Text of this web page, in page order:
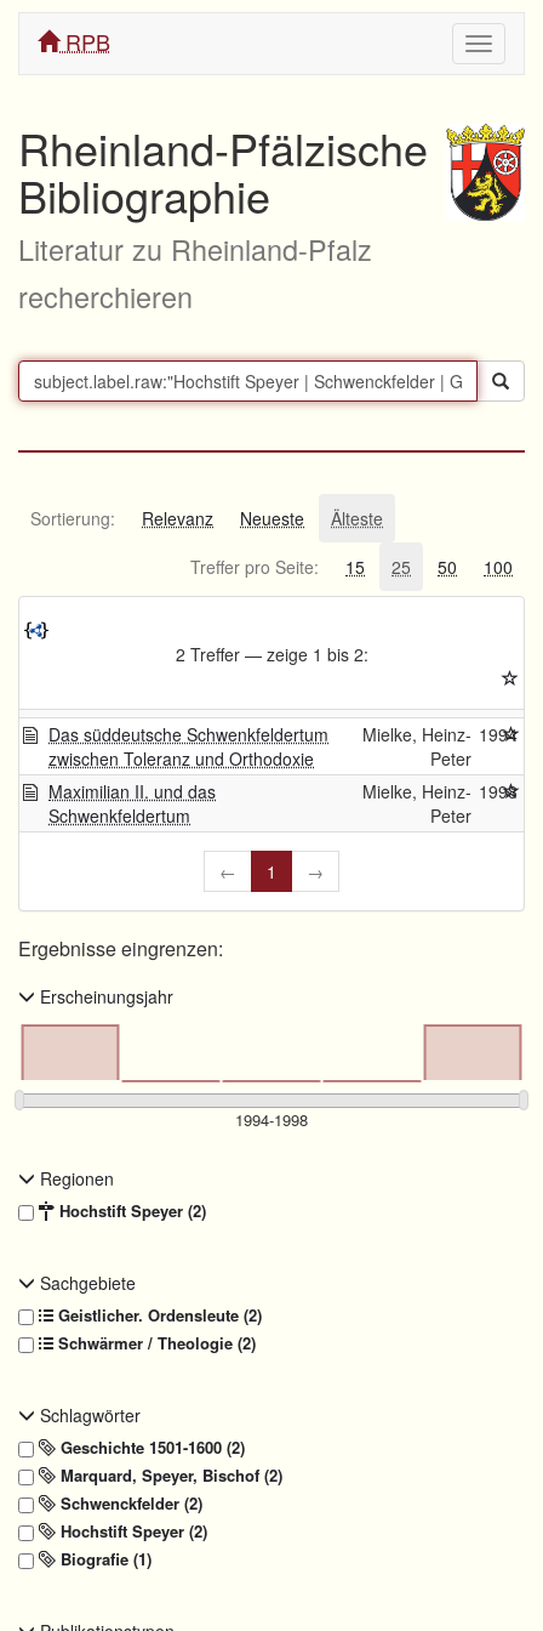
ein/
RPB
Rheinland-Pfälzische
Bibliographie
Literatur zu Rheinland-Pfalz
recherchieren
Sortierung: Relevanz Neueste
Älteste
Treffer pro Seite:
15 25 50 100
2 Treffer — zeige 1 bis 2:
Das süddeutsche Schwenkfeldertum
zwischen Toleranz und Orthodoxie
Mielke, Heinz-
Peter
1994
Maximilian II. und das
Schwenkfeldertum
Mielke, Heinz-
Peter
1998
← 1 →
Ergebnisse eingrenzen:
Erscheinungsjahr
Regionen
Hochstift Speyer (2)
Sachgebiete
Geistlicher. Ordensleute (2)
Schwärmer / Theologie (2)
Schlagwörter
Geschichte 1501-1600 (2)
Marquard, Speyer, Bischof (2)
Schwenckfelder (2)
Hochstift Speyer (2)
Biografie (1)